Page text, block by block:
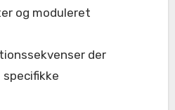
og moduleret
der